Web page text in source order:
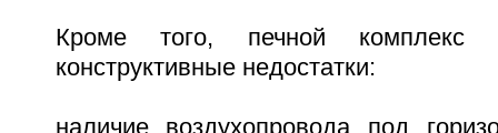
Кроме того, печной комплекс
конструктивные недостатки:
наличие воздухопровода под